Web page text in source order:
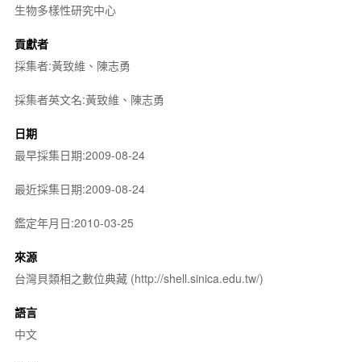
生物多樣性研究中心
貢獻者
採集者:黃致維、陳志勇
採集者英文名:黃致維、陳志勇
日期
最早採集日期:2009-08-24
最近採集日期:2009-08-24
鑑定年月日:2010-03-25
來源
台灣貝類相之數位典藏 (http://shell.sinica.edu.tw/)
語言
中文